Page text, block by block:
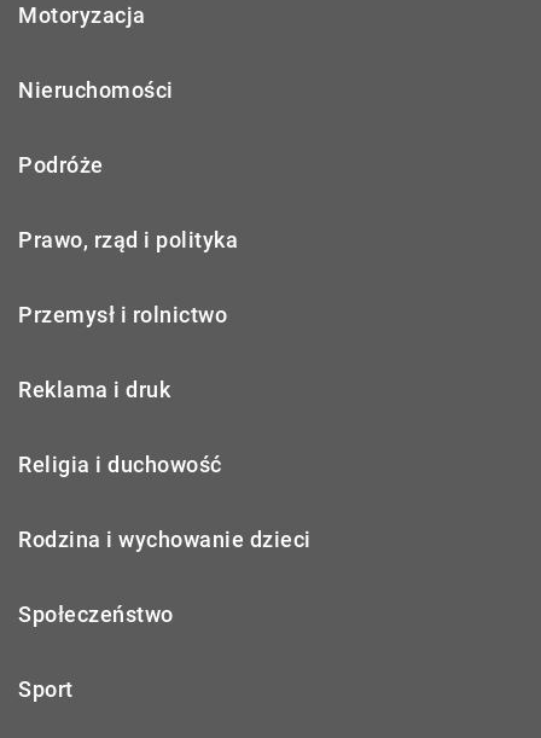
Motoryzacja
Nieruchomości
Podróże
Prawo, rząd i polityka
Przemysł i rolnictwo
Reklama i druk
Religia i duchowość
Rodzina i wychowanie dzieci
Społeczeństwo
Sport